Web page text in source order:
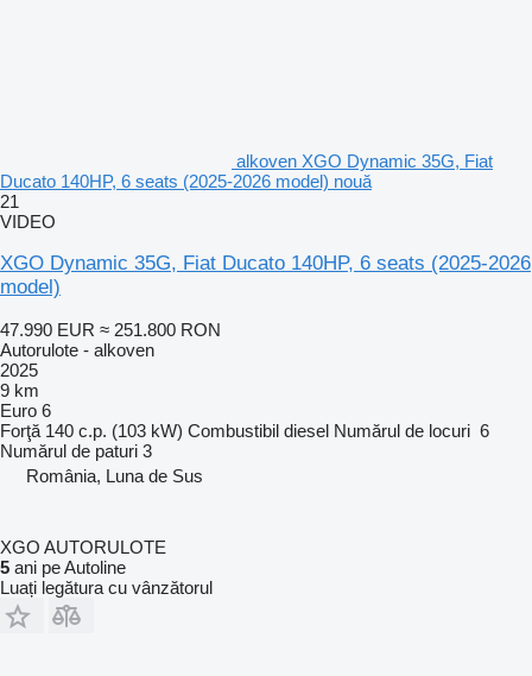
alkoven XGO Dynamic 35G, Fiat
Ducato 140HP, 6 seats (2025-2026 model) nouă
21
VIDEO
XGO Dynamic 35G, Fiat Ducato 140HP, 6 seats (2025-2026
model)
47.990 EUR ≈ 251.800 RON
Autorulote - alkoven
2025
9 km
Euro 6
Forţă 140 c.p. (103 kW) Combustibil diesel Numărul de locuri 6
Numărul de paturi 3
România, Luna de Sus
XGO AUTORULOTE
5 ani pe Autoline
Luați legătura cu vânzătorul